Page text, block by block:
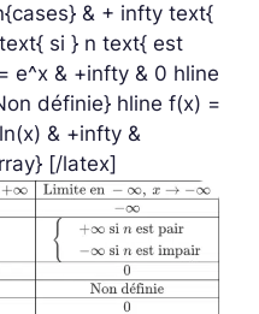
& + infty text{
si } n text{ est
e^x & +infty & 0 hline
définie} hline f(x) =
& +infty &
[/latex]